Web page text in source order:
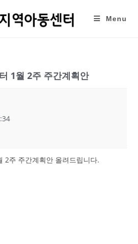
Menu
1월 2주 주간계획안
2주 주간계획안 올려드립니다.